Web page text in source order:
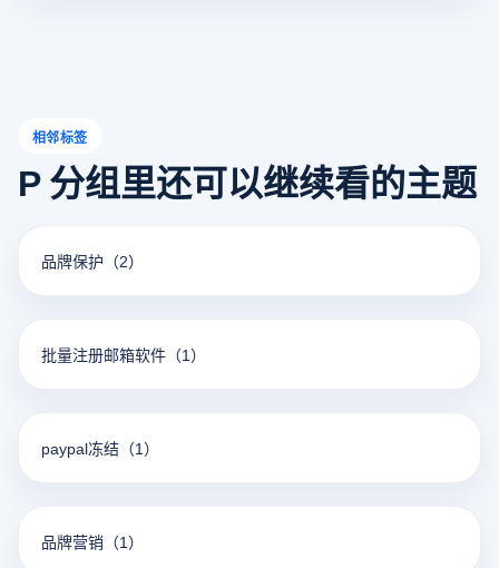
相邻标签
P 分组里还可以继续看的主题
品牌保护 （2）
批量注册邮箱软件 （1）
paypal冻结 （1）
品牌营销 （1）